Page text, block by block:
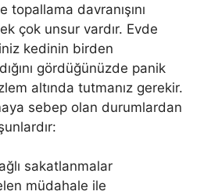
davranışını
çok unsur vardır. Evde
kedinin birden
gördüğünüzde panik
altında tutmanız gerekir.
sebep olan durumlardan
sakatlanmalar
müdahale ile